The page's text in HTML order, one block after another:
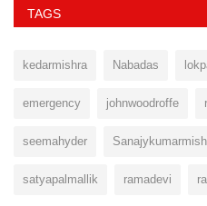
TAGS
kedarmishra Nabadas
emergency johnwoodroffe
seemahyder
satyapalmallik ramadevi